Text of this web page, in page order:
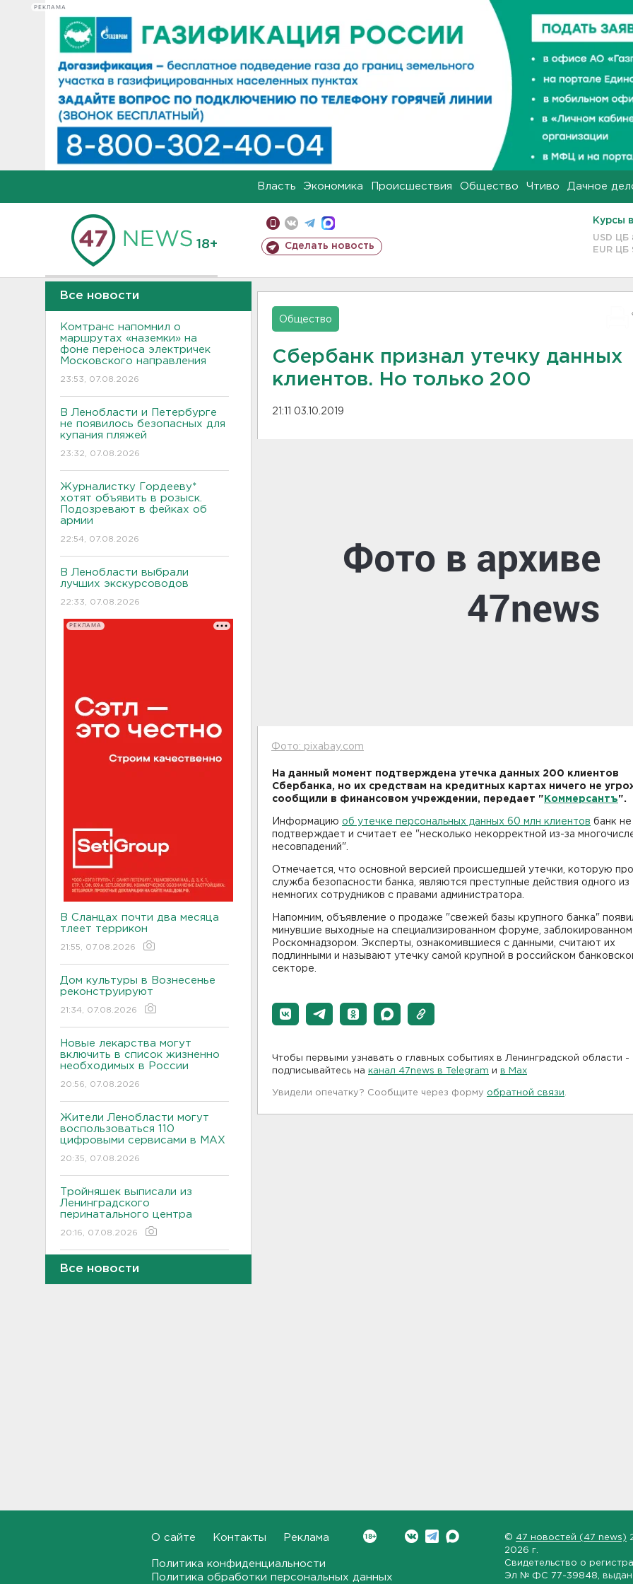
РЕКЛАМА
Власть Экономика Происшествия Общество Чтиво Дачное
18+ Сделать новость
Курсы
USD ЦБ
EUR ЦБ
Все новости
Комтранс напомнил о
маршрутах «наземки» на
фоне переноса электричек
Московского направления
23:53, 07.08.2026
В Ленобласти и Петербурге
не появилось безопасных для
купания пляжей
23:32, 07.08.2026
Журналистку Гордееву*
хотят объявить в розыск.
Подозревают в фейках об
армии
22:54, 07.08.2026
В Ленобласти выбрали
лучших экскурсоводов
22:33, 07.08.2026
РЕКЛАМА
В Сланцах почти два месяца
тлеет террикон
21:55, 07.08.2026
Дом культуры в Вознесенье
реконструируют
21:34, 07.08.2026
Новые лекарства могут
включить в список жизненно
необходимых в России
20:56, 07.08.2026
Жители Ленобласти могут
воспользоваться 110
цифровыми сервисами в МАХ
20:35, 07.08.2026
Тройняшек выписали из
Ленинградского
перинатального центра
20:16, 07.08.2026
Больше часа.
утонули в Ленобласти за
Задерживаются "Сапсаны" из
Все новости
Общество
Сбербанк признал утечку данных
клиентов. Но только 200
21:11 03.10.2019
Фото: pixabay.com
На данный момент подтверждена утечка данных 200 клиентов
Сбербанка, но их средствам на кредитных картах ничего не
сообщили в финансовом учреждении, передает " Коммерсантъ".
Информацию об утечке персональных данных 60 млн клиентов банк не
подтверждает и считает ее "несколько некорректной из-за
несовпадений".
Отмечается, что основной версией происшедшей утечки, которую
служба безопасности банка, являются преступные действия одного из
немногих сотрудников с правами администратора.
Напомним, объявление о продаже "свежей базы крупного банка"
минувшие выходные на специализированном форуме, заблокированном
Роскомнадзором. Эксперты, ознакомившиеся с данными, считают их
подлинными и называют утечку самой крупной в российском
секторе.
Чтобы первыми узнавать о главных событиях в Ленинградской области -
подписывайтесь на канал 47news в Telegram и в Maх
Увидели опечатку? Сообщите через форму обратной связи
О сайте Контакты Реклама
Политика конфиденциальности
Политика обработки персональных данных
© 47 новостей (47 news)
2026 г.
Свидетельство о
Эл № ФС 77-39848 ,